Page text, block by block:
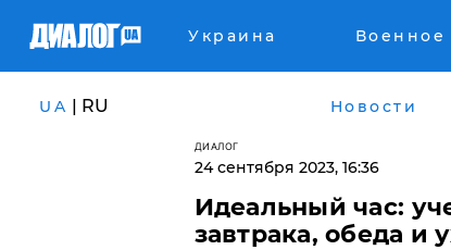
Украина Военное
UA | RU Новости
ДИАЛОГ
24 сентября 2023, 16:36
Идеальный час:
завтрака, обеда и